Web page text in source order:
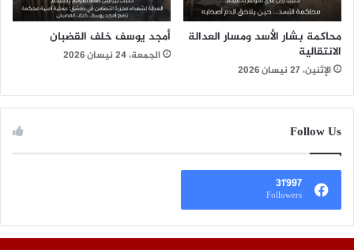
محاكمة بشار الأسد ومسار العدالة
الانتقالية
الإثنين، 27 نيسان 2026
أمجد يوسف خلف القضبان
الجمعة، 24 نيسان 2026
Follow Us
31٬997
Followers